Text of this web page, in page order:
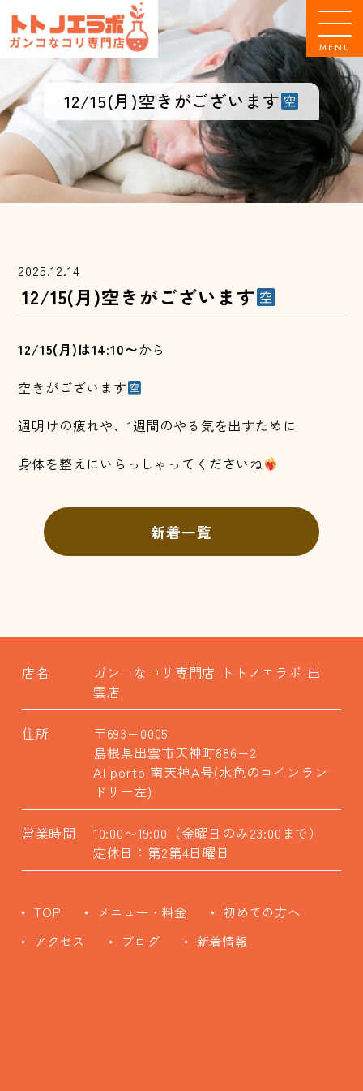
MENU
12/15(月)空きがございます
2025.12.14
12/15(月)空きがございます
12/15(月)は14:10〜から
空きがございます
週明けの疲れや、1週間のやる気を出すために
身体を整えにいらっしゃってくださいね
新着一覧
店名
ガンコなコリ専門店 トトノエラボ 出
雲店
住所
〒693−0005
島根県出雲市天神町886−2
AI porto 南天神A号(水色のコインラン
ドリー左)
営業時間
10:00〜19:00（金曜日のみ23:00まで）
定休日：第2第4日曜日
TOP メニュー・料金
初めての方へ
アクセス
ブログ 新着情報